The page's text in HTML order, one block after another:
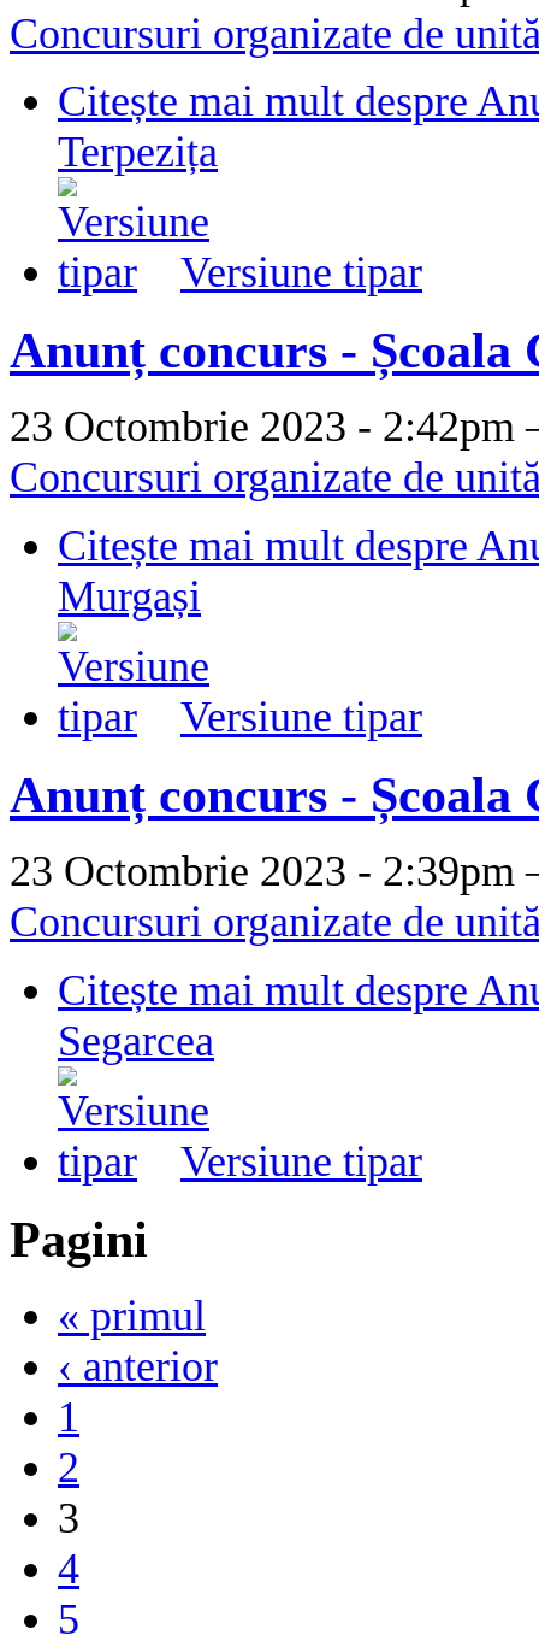
Concursuri organizate de
Citește mai mult despre
Terpezița
Versiune tipar
Anunț concurs -
23 Octombrie 2023 -
Concursuri organizate de
Citește mai mult despre
Murgași
Versiune tipar
Anunț concurs - Școala
23 Octombrie 2023 -
Concursuri organizate de
Citește mai mult despre
Segarcea
Versiune tipar
Pagini
« primul
‹ anterior
1
2
3
4
5